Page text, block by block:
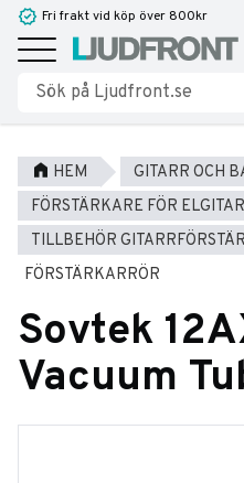
Meny
Fri frakt vid köp över 800kr
HEM
GITARR OCH
FÖRSTÄRKARE FÖR
TILLBEHÖR
FÖRSTÄRKARRÖR
Sovtek
Vacuum